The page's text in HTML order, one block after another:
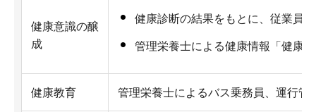
健康意識の醸
成
健康診断の結果をもとに、従業員
管理栄養士による健康情報「健康
健康教育 管理栄養士によるバス乗務員、運行管